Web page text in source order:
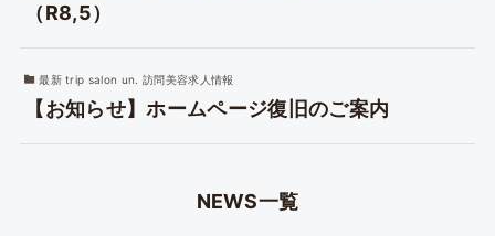
（R8,5）
最新 trip salon un. 訪問美容求人情報
【お知らせ】ホームページ復旧のご案内
NEWS一覧